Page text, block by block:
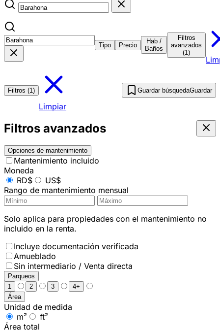
Tipo Precio
Hab /
Baños
Filtros
avanzados
(1)
Filtros (1)
Limpiar
Guardar búsquedaGuardar
Filtros avanzados
Opciones de mantenimiento
Mantenimiento incluido
Moneda
RD$
US$
Rango de mantenimiento mensual
Solo aplica para propiedades con el mantenimiento no
incluido en la renta.
Incluye documentación verificada
Amueblado
Sin intermediario / Venta directa
Parqueos
1
2 3
4+
Área
Unidad de medida
m²
ft²
Área total